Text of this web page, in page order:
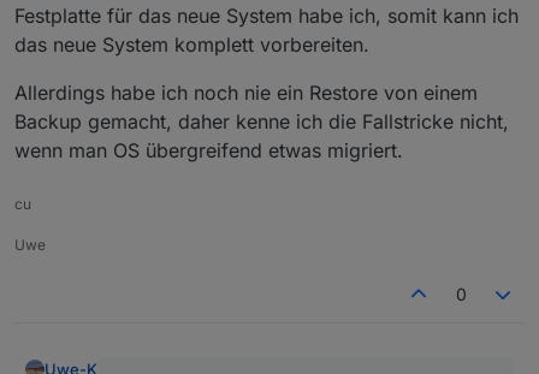
Festplatte für das neue System habe ich, somit kann ich
das neue System komplett vorbereiten.
Allerdings habe ich noch nie ein Restore von einem
Backup gemacht, daher kenne ich die Fallstricke nicht,
wenn man OS übergreifend etwas migriert.
cu
Uwe
0
Uwe-K